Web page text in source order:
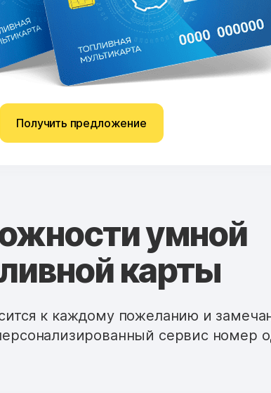
Получить предложение
умной
карты
к каждому пожеланию и
сервис номер